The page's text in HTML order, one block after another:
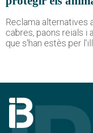
Reclama alternatives
cabres, paons reials i
que s'han estès per